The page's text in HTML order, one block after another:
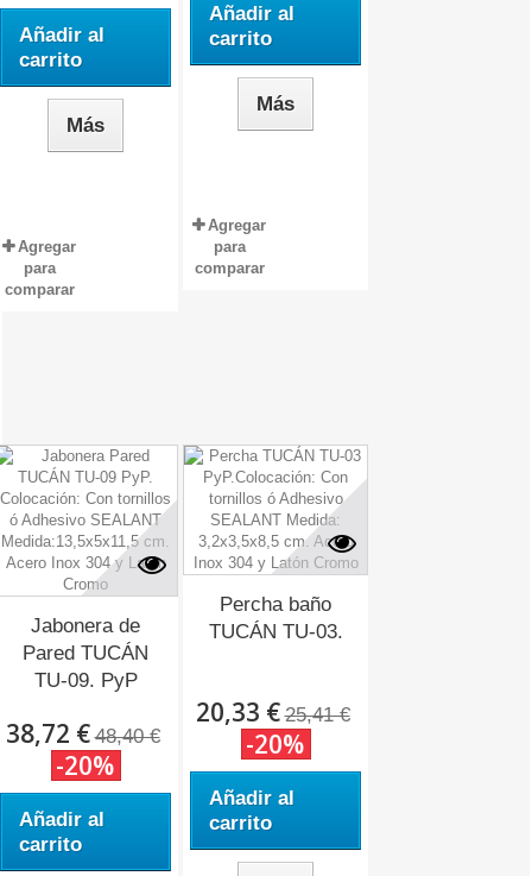
Añadir al
carrito
Más
Agregar
para
comparar
Añadir al
carrito
Más
Agregar
para
comparar
Jabonera de
Pared TUCÁN
TU-09. PyP
38,72 € 48,40 €
-20%
Añadir al
carrito
Percha baño
TUCÁN TU-03.
20,33 € 25,41 €
-20%
Añadir al
carrito